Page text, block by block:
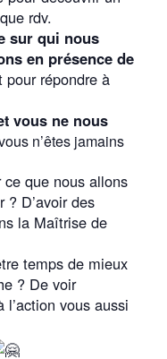
rdv.
sur qui nous
en présence de
répondre à
vous ne nous
n’êtes jamains
que nous allons
D’avoir des
la Maîtrise de
temps de mieux
? De voir
vous aussi